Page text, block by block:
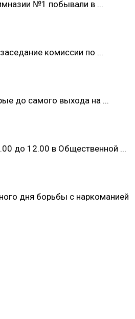
№1 побывали в ...
комиссии по ...
до самого выхода на ...
до 12.00 в Общественной ...
дня борьбы с наркоманией